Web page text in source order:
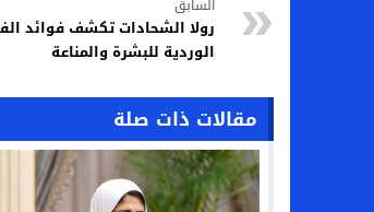
السابق
رولا الشحادات تكشف فوائد
الوردية للبشرة والمناعة
مقالات ذات صلة